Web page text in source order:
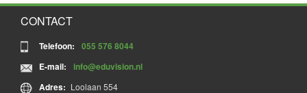
CONTACT
Telefoon:
055 576 8044
E-mail:
info@eduvision.nl
Adres: Loolaan 554